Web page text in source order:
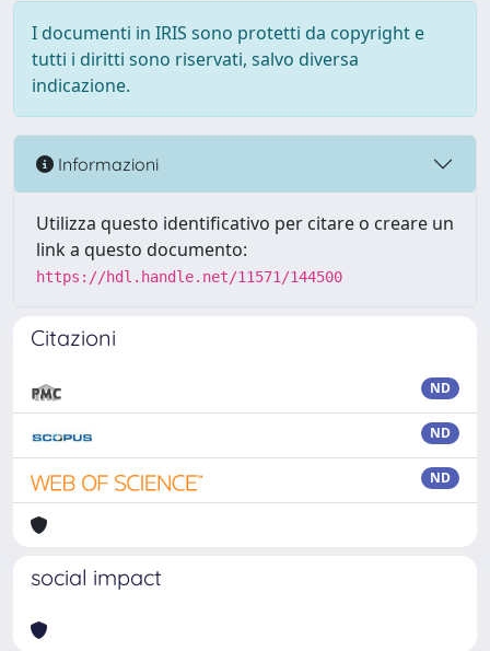
I documenti in IRIS sono protetti da copyright e
tutti i diritti sono riservati, salvo diversa
indicazione.
Informazioni
Utilizza questo identificativo per citare o creare un
link a questo documento:
https://hdl.handle.net/11571/144500
Citazioni
ND
ND
ND
social impact